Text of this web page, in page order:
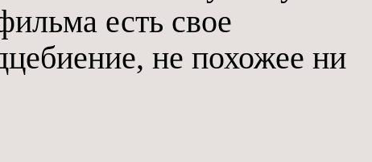
есть свое
не похожее ни